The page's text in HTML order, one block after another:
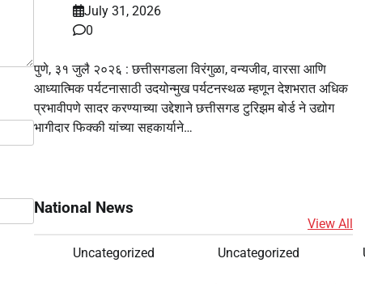
July 31, 2026
0
पुणे, ३१ जुलै २०२६ : छत्तीसगडला विरंगुळा, वन्यजीव, वारसा आणि
आध्यात्मिक पर्यटनासाठी उदयोन्मुख पर्यटनस्थळ म्हणून देशभरात अधिक
प्रभावीपणे सादर करण्याच्या उद्देशाने छत्तीसगड टुरिझम बोर्ड ने उद्योग
भागीदार फिक्की यांच्या सहकार्याने…
National News
View All
Uncategorized
Uncategorized